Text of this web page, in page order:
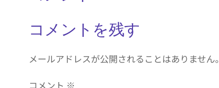
コメントを残す
メールアドレスが公開されることはありません。
コメント ※